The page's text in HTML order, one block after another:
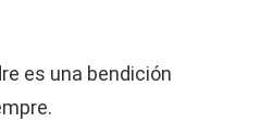
es una bendición